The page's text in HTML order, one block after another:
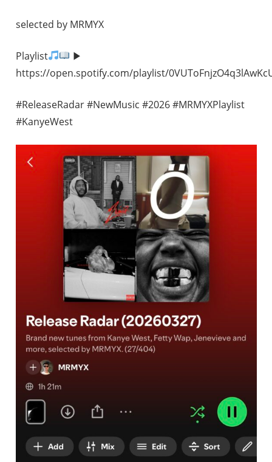
selected by MRMYX
Playlist
▶︎
https://open.spotify.com/playlist/
#ReleaseRadar #NewMusic #2026 #MRMYXPlaylist
#KanyeWest